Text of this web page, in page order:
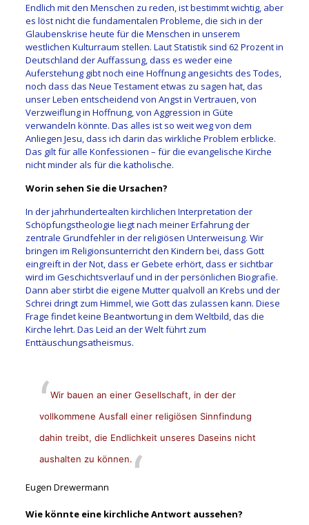
Endlich mit den Menschen zu reden, ist bestimmt wichtig, aber
es löst nicht die fundamentalen Probleme, die sich in der
Glaubenskrise heute für die Menschen in unserem
westlichen Kulturraum stellen. Laut Statistik sind 62 Prozent in
Deutschland der Auffassung, dass es weder eine
Auferstehung gibt noch eine Hoffnung angesichts des Todes,
noch dass das Neue Testament etwas zu sagen hat, das
unser Leben entscheidend von Angst in Vertrauen, von
Verzweiflung in Hoffnung, von Aggression in Güte
verwandeln könnte. Das alles ist so weit weg von dem
Anliegen Jesu, dass ich darin das wirkliche Problem erblicke.
Das gilt für alle Konfessionen – für die evangelische Kirche
nicht minder als für die katholische.
Worin sehen Sie die Ursachen?
In der jahrhundertealten kirchlichen Interpretation der
Schöpfungstheologie liegt nach meiner Erfahrung der
zentrale Grundfehler in der religiösen Unterweisung. Wir
bringen im Religionsunterricht den Kindern bei, dass Gott
eingreift in der Not, dass er Gebete erhört, dass er sichtbar
wird im Geschichtsverlauf und in der persönlichen Biografie.
Dann aber stirbt die eigene Mutter qualvoll an Krebs und der
Schrei dringt zum Himmel, wie Gott das zulassen kann. Diese
Frage findet keine Beantwortung in dem Weltbild, das die
Kirche lehrt. Das Leid an der Welt führt zum
Enttäuschungsatheismus.
Wir bauen an einer Gesellschaft, in der der
vollkommene Ausfall einer religiösen Sinnfindung
dahin treibt, die Endlichkeit unseres Daseins nicht
aushalten zu können.
Eugen Drewermann
Wie könnte eine kirchliche Antwort aussehen?